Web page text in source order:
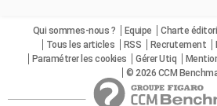
Qui sommes-nous ? Equipe Charte
Tous les articles
RSS Recrutement
Paramétrer les cookies
Gérer Utiq
© 2026 CCM